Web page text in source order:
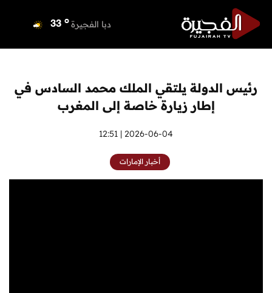
دبا الفجيرة 33 o
o
راس الخيمةo
الفجيرة
رئيس الدولة يلتقي الملك محمد السادس في
إطار زيارة خاصة إلى المغرب
2026-06-04 | 12:51
أخبار الإمارات